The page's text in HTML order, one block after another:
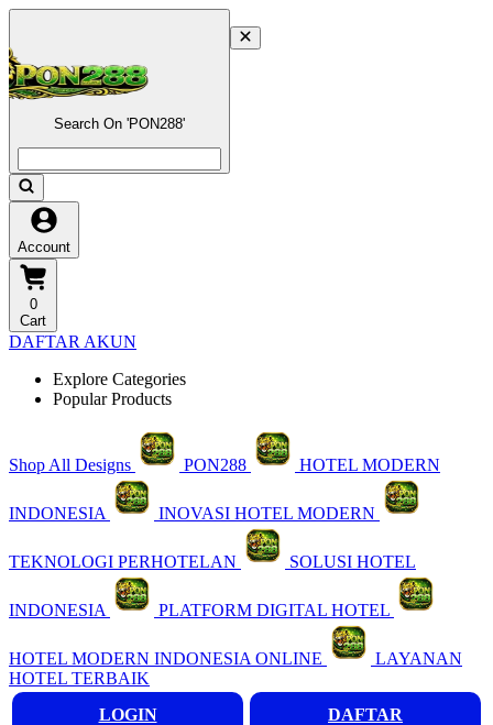
Search On 'PON288'
Account
0
Cart
DAFTAR AKUN
Explore Categories
Popular Products
Shop All Designs PON288 HOTEL MODERN
INDONESIA INOVASI HOTEL MODERN
TEKNOLOGI PERHOTELAN SOLUSI HOTEL
INDONESIA PLATFORM DIGITAL HOTEL
HOTEL MODERN INDONESIA ONLINE
LAYANAN
HOTEL TERBAIK
LOGIN
DAFTAR